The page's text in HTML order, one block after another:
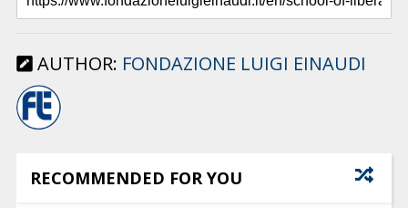
AUTHOR: FONDAZIONE LUIGI EINAUDI
RECOMMENDED FOR YOU